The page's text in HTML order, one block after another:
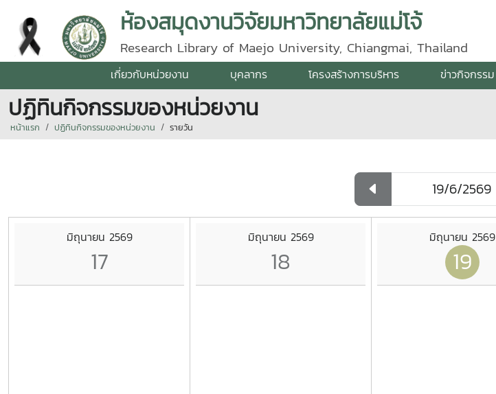
ห้องสมุดงานวิจัยมหาวิทยาลัยแม่โจ้
Research Library of Maejo University, Chiangmai, Thailand
เกี่ยวกับหน่วยงาน บุคลากร โครงสร้างการบริหาร ข่าวกิจกรรม
ปฏิทินกิจกรรมของหน่วยงาน
หน้าแรก ปฏิทินกิจกรรมของหน่วยงาน รายวัน
มิถุนายน 2569
17
มิถุนายน 2569
18
มิถุนายน 2569
19